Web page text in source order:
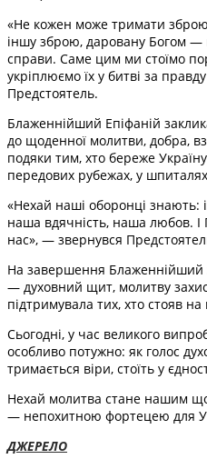
«Не кожен може тримати
іншу зброю, даровану Богом —
справи. Саме цим ми стоїмо
укріплюємо їх у битві за
Предстоятель.
Блаженнійший Епіфаній
до щоденної молитви, добра,
подяки тим, хто береже
передових рубежах, у
«Нехай наші оборонці
наша вдячність, наша любов. І
нас», — звернувся
На завершення Блаженнійший
— духовний щит, молитву
підтримувала тих, хто стояв
Сьогодні, у час великого
особливо потужно: як голос
тримається віри, стоїть у
Нехай молитва стане нашим
— непохитною фортецею для
ДЖЕРЕЛО